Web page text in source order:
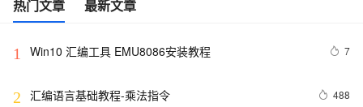
热门文章 最新文章
1 Win10 汇编工具 EMU8086安装教程 7
2 汇编语言基础教程-乘法指令 488